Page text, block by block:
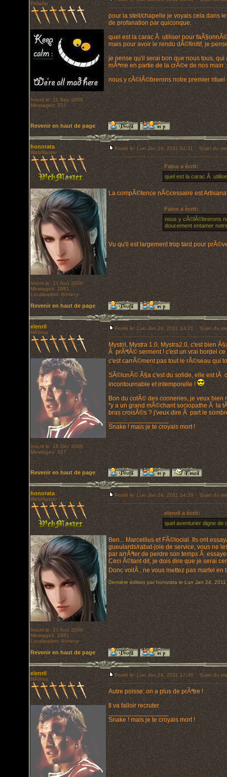
Paladin
Inscrit le: 11 Sep 2006
Messages: 372
pour la stell/chapelle je voyais cela dans
de profanation par quiconque.
quel est la carac Ã utiliser pour
mais pour avoir le rendu dÃ©finitif, je
je pense qu'il serai bon que nous tous, qui
mÃªme en partie de la crÃ©e de nos
nous y cÃ©lÃ©brerons notre premier
Revenir en haut de page
honorata
WebMaster
Inscrit le: 21 Aoû 2006
Messages: 2981
Localisation: Annecy
Posté le: Lun Jan 24, 2011 01:11 Sujet du
Falco a écrit:
quel est la carac Ã
La compÃ©tence nÃ©cessaire est
Falco a écrit:
nous y cÃ©lÃ©brerons
doucement entamer
Vu qu'il est largement trop tard pour
Revenir en haut de page
elenril
HÃ©ros
Inscrit le: 16 Déc 2006
Messages: 527
Posté le: Lun Jan 24, 2011 13:21 Sujet du
Mystril, Mystra 1.0, Mystra2.0, c'est bien
Ã prÃªtÃ© serment ! c'est un vrai bordel
c'est carrÃ©ment pas tout le rÃ©seau qui
SÃ©lunÃ© Ã§a c'est du solide, elle est lÃ
incontournable et intemporelle !
Bon du cotÃ© des conneries, je veux bien
"y a un grand mÃ©chant sociopathe Ã la
bras croisÃ©s ? j'veux dire Ã part le
_________________
Snake ! mais je te croyais mort !
Revenir en haut de page
honorata
WebMaster
Inscrit le: 21 Aoû 2006
Messages: 2981
Localisation: Annecy
Posté le: Lun Jan 24, 2011 14:29 Sujet du
elenril a écrit:
quel aventurier digne
Ben... Marcellius et FÃ©locial. Ils ont
gueulards/rabat-joie de service, vous ne
par arrÃªter de perdre son temps Ã
Ceci Ã©tant dit, je dois dire que je serai
Donc voilÃ , ne vous mettez pas martel en
Dernière édition par honorata le Lun Jan 24,
Revenir en haut de page
elenril
HÃ©ros
Posté le: Lun Jan 24, 2011 17:46 Sujet du
Autre poisse: on a plus de prÃªtre !
Il va falloir recruter.
_________________
Snake ! mais je te croyais mort !